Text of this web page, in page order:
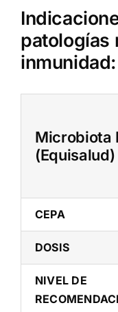
Skip
contentpatologías
inmunidad:
Microbiota
(Equisalud)
CEPA
DOSIS
NIVEL DE